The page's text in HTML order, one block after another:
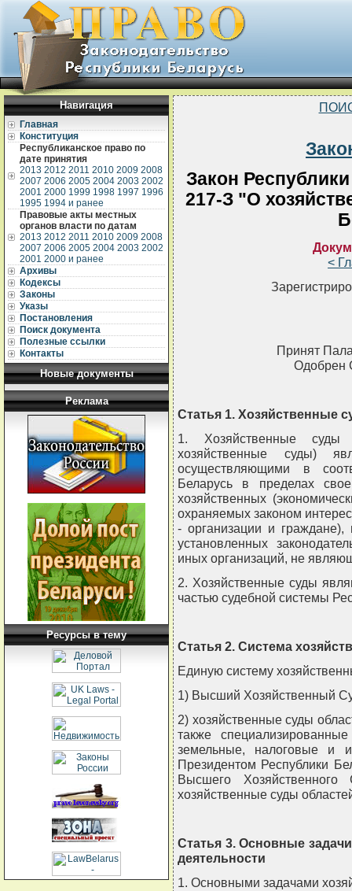
Навигация
Главная
Конституция
Республиканское право по
дате принятия
2013 2012 2011 2010 2009 2008
2007 2006 2005 2004 2003 2002
2001 2000 1999 1998 1997 1996
1995 1994 и ранее
Правовые акты местных
органов власти по датам
2013 2012 2011 2010 2009 2008
2007 2006 2005 2004 2003 2002
2001 2000 и ранее
Архивы
Кодексы
Законы
Указы
Постановления
Поиск документа
Полезные ссылки
Контакты
Новые документы
Реклама
Ресурсы в тему
Закон
217-З "О
<
Принят
Одобрен
Статья 1. Хозяйственные
1. Хозяйственные
хозяйственные суды)
осуществляющими в
Беларусь в пределах
хозяйственных
охраняемых законом
- организации и
установленных
иных организаций, не
2. Хозяйственные суды
частью судебной системы
Статья 2. Система
Единую систему
1) Высший Хозяйственный
2) хозяйственные суды
также
земельные, налоговые и
Президентом Республики
Высшего
хозяйственные суды
Статья 3. Основные
деятельности
1. Основными задачами